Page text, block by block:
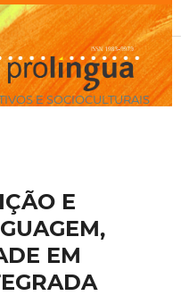
E SOCIOCULTURAIS
E
EM